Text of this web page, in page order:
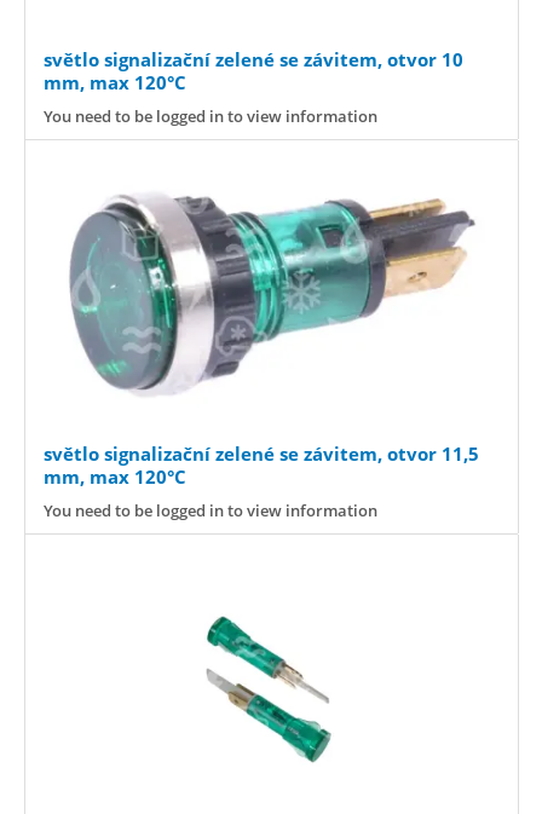
světlo signalizační zelené se závitem, otvor 10
mm, max 120°C
You need to be logged in to view information
světlo signalizační zelené se závitem, otvor 11,5
mm, max 120°C
You need to be logged in to view information